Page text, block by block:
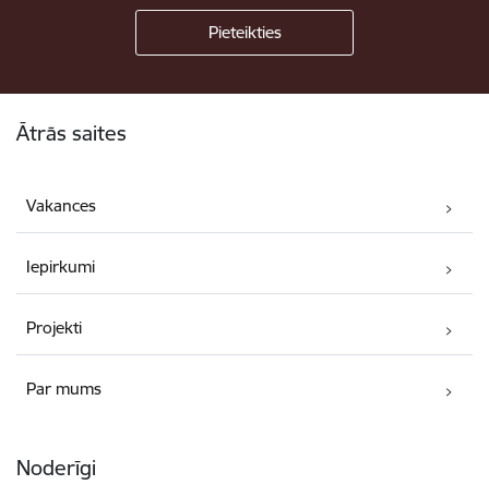
Ātrās saites
Vakances
Iepirkumi
Projekti
Par mums
Noderīgi